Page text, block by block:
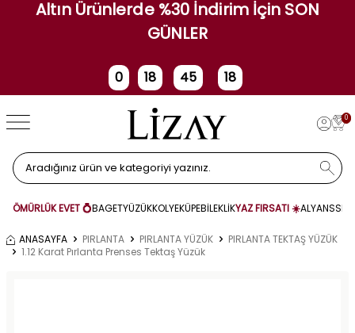
Altın Ürünlerde %30 İndirim İçin SON
GÜNLER
0
Gün
18
Saat
45 18
0
ÖMÜRLÜK EVET 💍BAGETYÜZÜKKOLYEKÜPEBİLEKLİKYAZ FIRSATI ☀️ALYANS
ANASAYFA PIRLANTA PIRLANTA YÜZÜK
PIRLANTA TEKTAŞ YÜZÜK
1.12 Karat Pırlanta Prenses Tektaş Yüzük